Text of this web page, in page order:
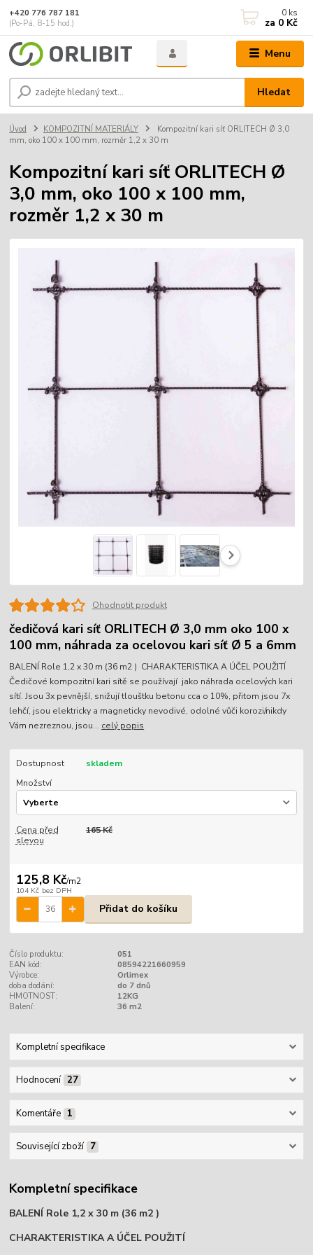
Menu
Hledat
+420 776 787 181
(Po-Pá, 8-15 hod.)
0 ks
za 0 Kč
Úvod KOMPOZITNÍ MATERIÁLY
Kompozitní kari síť ORLITECH Ø 3,0
mm, oko 100 x 100 mm, rozměr 1,2 x 30 m
Kompozitní kari síť ORLITECH Ø
3,0 mm, oko 100 x 100 mm,
rozměr 1,2 x 30 m
Ohodnotit produkt
čedičová kari síť ORLITECH Ø 3,0 mm oko 100 x
100 mm, náhrada za ocelovou kari síť Ø 5 a 6mm
BALENÍ Role 1,2 x 30 m (36 m2 ) CHARAKTERISTIKA A ÚČEL POUŽITÍ
Čedičové kompozitní kari sítě se používají jako náhrada ocelových kari
sítí. Jsou 3x pevnější, snižují tlouštku betonu cca o 10%, přitom jsou 7x
lehčí, jsou elektricky a magneticky nevodivé, odolné vůči korozi/nikdy
Vám nezreznou, jsou... celý popis
Dostupnost
skladem
Množství
Cena před
slevou
165 Kč
125,8 Kč/m2
104 Kč bez DPH
Přidat do košíku
Číslo produktu:
051
EAN kód:
08594221660959
Výrobce:
Orlimex
doba dodání:
do 7 dnů
HMOTNOST:
12KG
Balení:
36 m2
Kompletní specifikace
Hodnocení 27
Komentáře 1
Související zboží 7
Kompletní specifikace
BALENÍ Role 1,2 x 30 m (36 m2 )
CHARAKTERISTIKA A ÚČEL POUŽITÍ